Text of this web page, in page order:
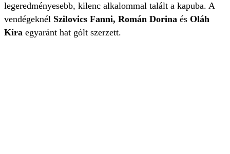
legeredményesebb, kilenc alkalommal talált a kapuba. A
vendégeknél Szilovics Fanni, Román Dorina és Oláh
Kíra egyaránt hat gólt szerzett.